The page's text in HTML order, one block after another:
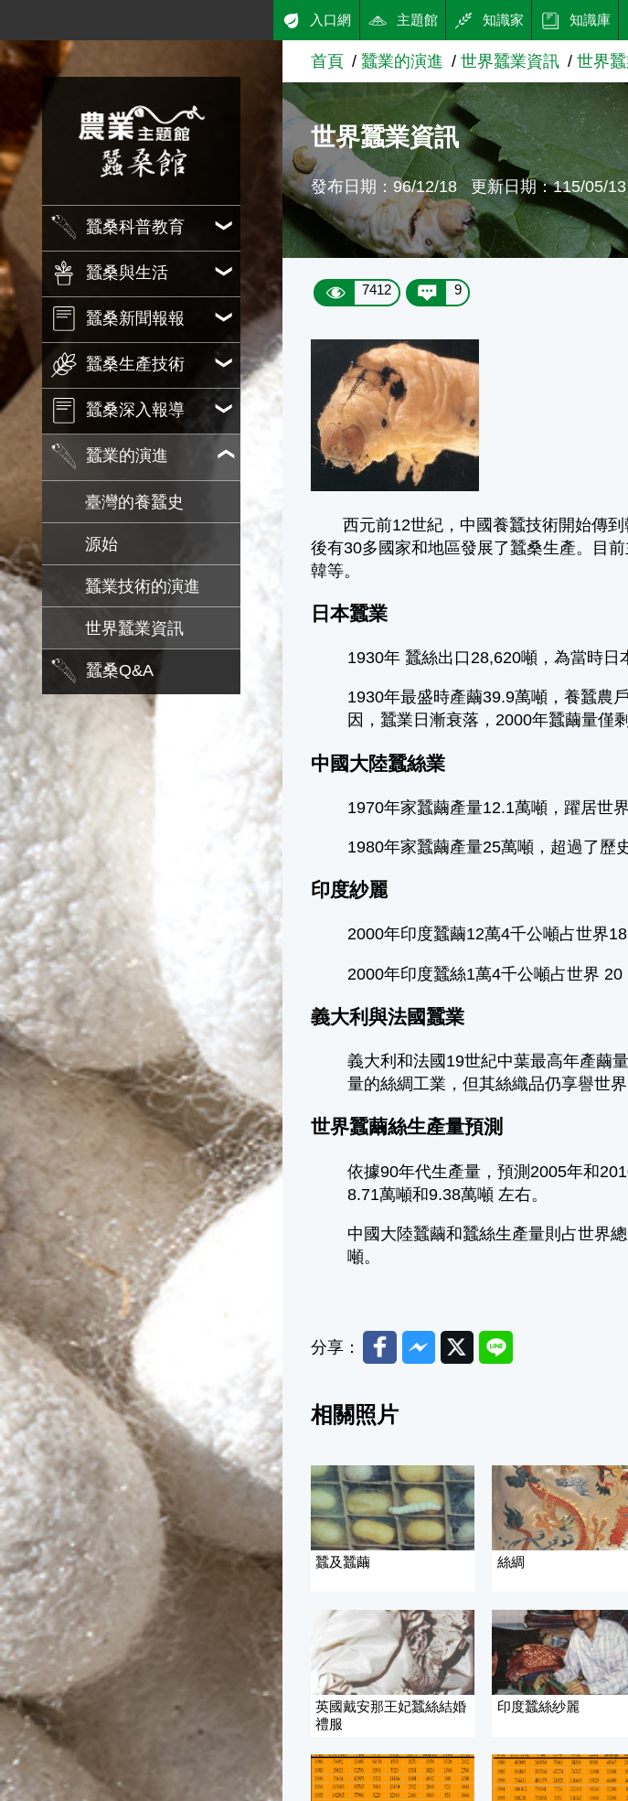
跳到主要內容
農業知識入口網
蠶桑科普教育
蠶桑與生活
蠶桑新聞報報
蠶桑生產技術
蠶桑深入報導
蠶業的演進
臺灣的養蠶史
源始
蠶業技術的演進
世界蠶業資訊
蠶桑Q&A
入口網 主題館 知識家 知識庫
首頁 蠶業的演進 世界蠶業資訊 世界
世界蠶業資訊
發布日期：96/12/18 更新日期：115/05/13
7412 9
西元前12世紀，中國養蠶技術開始傳到
後有30多國家和地區發展了蠶桑生產。目
韓等。
日本蠶業
1930年 蠶絲出口28,620噸，為當時日
1930年最盛時產繭39.9萬噸，養蠶農
因，蠶業日漸衰落，2000年蠶繭量僅
中國大陸蠶絲業
1970年家蠶繭產量12.1萬噸，躍居世界
1980年家蠶繭產量25萬噸，超過了歷
印度紗麗
2000年印度蠶繭12萬4千公噸占世界18
2000年印度蠶絲1萬4千公噸占世界 20
義大利與法國蠶業
義大利和法國19世紀中葉最高年產繭
量的絲綢工業，但其絲織品仍享譽世界
世界蠶繭絲生產量預測
依據90年代生產量，預測2005年和
8.71萬噸和9.38萬噸 左右。
中國大陸蠶繭和蠶絲生產量則占世界
噸。
分享： FacebookMessenger
TwitterLine
相關照片
蠶及蠶繭 絲綢
英國戴安那王妃蠶絲結婚
禮服
印度蠶絲紗麗